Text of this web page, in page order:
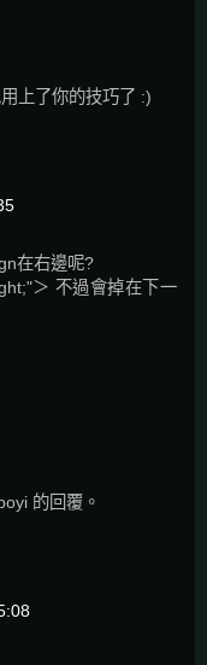
上了你的技巧了 :)
在右邊呢?
＞ 不過會掉在下一
的回覆。